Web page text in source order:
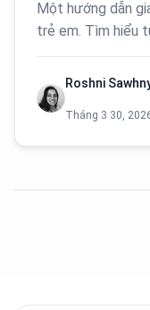
Một hướng dẫn
trẻ em. Tìm hiểu
Roshni
Tháng 3 30,